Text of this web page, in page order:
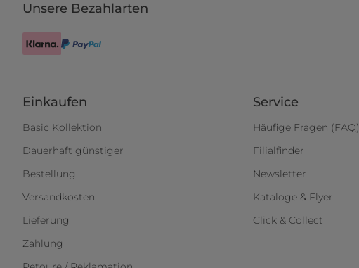
Unsere Bezahlarten
Einkaufen
Basic Kollektion
Dauerhaft günstiger
Bestellung
Versandkosten
Lieferung
Zahlung
Service
Häufige Fragen (FAQ)
Filialfinder
Newsletter
Kataloge & Flyer
Click & Collect